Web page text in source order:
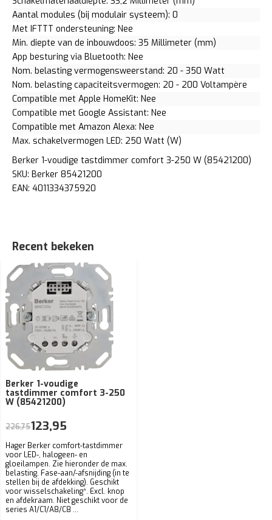
Aantal modules (bij modulair systeem): 0
Met IFTTT ondersteuning: Nee
Min. diepte van de inbouwdoos: 35 Millimeter (mm)
App besturing via Bluetooth: Nee
Nom. belasting vermogensweerstand: 20 - 350 Watt
Nom. belasting capaciteitsvermogen: 20 - 200 Voltampère
Compatible met Apple HomeKit: Nee
Compatible met Google Assistant: Nee
Compatible met Amazon Alexa: Nee
Max. schakelvermogen LED: 250 Watt (W)
Berker 1-voudige tastdimmer comfort 3-250 W (85421200)
SKU: Berker 85421200
EAN: 4011334375920
Recent bekeken
Berker 1-voudige
tastdimmer comfort 3-250
W (85421200)
Hager Berker comfort-tastdimmer
voor LED-, halogeen- en
gloeilampen. Zie hieronder de max.
belasting. Fase-aan/-afsnijding (in te
stellen bij de afdekking). Geschikt
voor wisselschakeling*. Excl. knop
en afdekraam. Niet geschikt voor de
series A1/C1/A8/C8 ...
226,75123,95